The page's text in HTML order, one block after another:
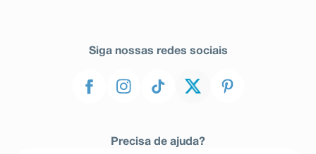
Siga nossas redes sociais
Precisa de ajuda?